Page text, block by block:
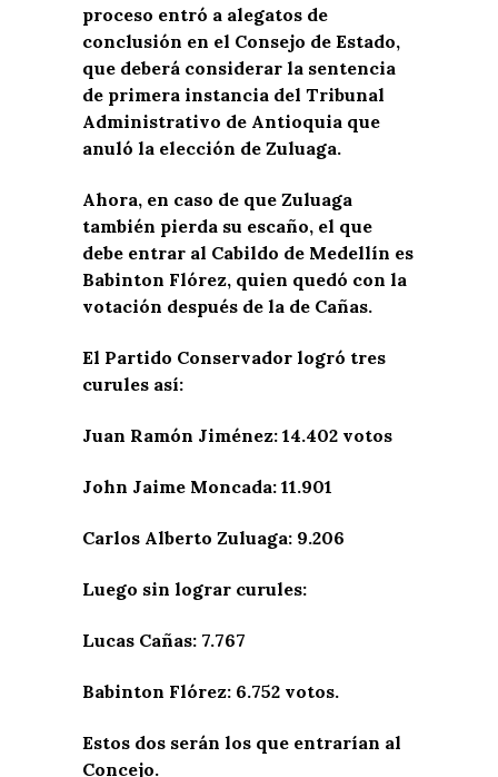
proceso entró a alegatos de
conclusión en el Consejo de Estado,
que deberá considerar la sentencia
de primera instancia del Tribunal
Administrativo de Antioquia que
anuló la elección de Zuluaga.
Ahora, en caso de que Zuluaga
también pierda su escaño, el que
debe entrar al Cabildo de Medellín es
Babinton Flórez, quien quedó con la
votación después de la de Cañas.
El Partido Conservador logró tres
curules así:
Juan Ramón Jiménez: 14.402 votos
John Jaime Moncada: 11.901
Carlos Alberto Zuluaga: 9.206
Luego sin lograr curules:
Lucas Cañas: 7.767
Babinton Flórez: 6.752 votos.
Estos dos serán los que entrarían al
Concejo.